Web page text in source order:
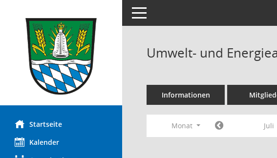
Startseite
Kalender
Toggle navigation
Umwelt- und
Informationen
Monat Juli